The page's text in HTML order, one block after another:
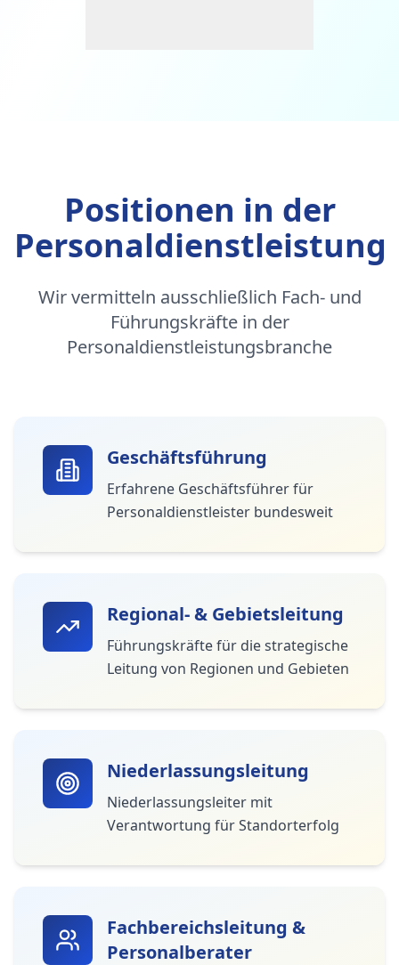
Positionen in der
Personaldienstleistung
Wir vermitteln ausschließlich Fach- und
Führungskräfte in der
Personaldienstleistungsbranche
Geschäftsführung
Erfahrene Geschäftsführer für
Personaldienstleister bundesweit
Regional- & Gebietsleitung
Führungskräfte für die strategische
Leitung von Regionen und Gebieten
Niederlassungsleitung
Niederlassungsleiter mit
Verantwortung für Standorterfolg
Fachbereichsleitung &
Personalberater